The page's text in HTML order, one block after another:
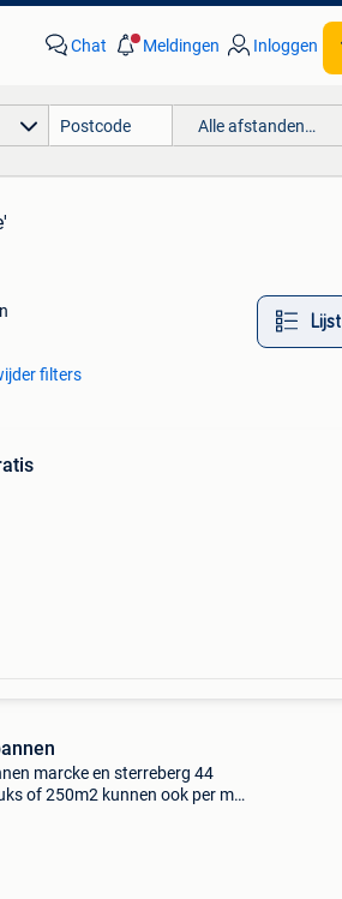
Chat Meldingen Inloggen
Alle afstanden…
Lijst
filters
marcke en sterreberg 44
of 250m2 kunnen ook per m2